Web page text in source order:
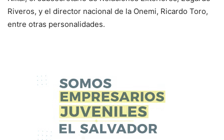
Riveros, y el director nacional de la Onemi, Ricardo Toro,
entre otras personalidades.